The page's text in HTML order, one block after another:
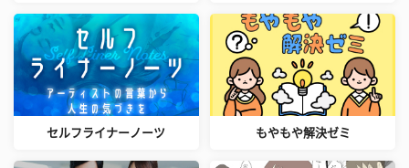
セルフライナーノーツ もやもや解決ゼミ